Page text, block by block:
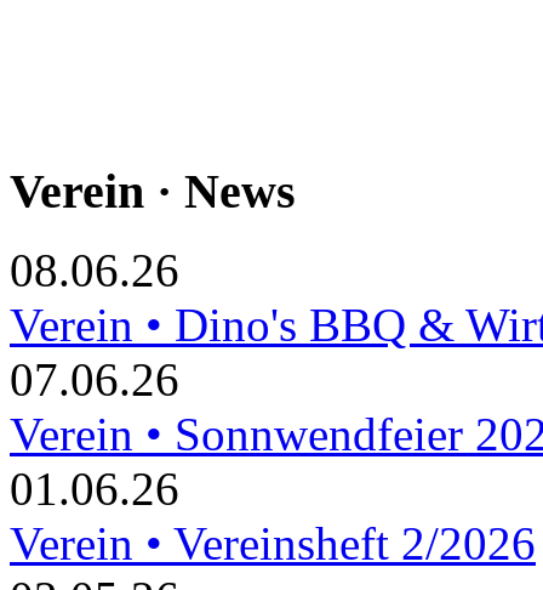
Verein · News
08.06.26
Verein • Dino's BBQ &
07.06.26
Verein • Sonnwendfeier
01.06.26
Verein • Vereinsheft 2/2026